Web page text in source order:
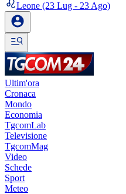
Leone (23 Lug - 23 Ago)
Ultim'ora
Cronaca
Mondo
Economia
TgcomLab
Televisione
TgcomMag
Video
Schede
Sport
Meteo